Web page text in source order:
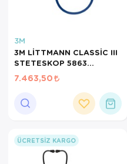
3M
3M LİTTMANN CLASSİC III
STETESKOP 5863
LACİVERT
7.463,50
ÜCRETSIZ KARGO